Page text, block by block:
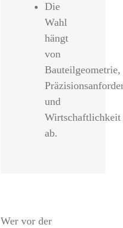
Die
Wahl
hängt
von
Bauteilgeometrie,
und
Wirtschaftlichkeit
ab.
Wer vor der